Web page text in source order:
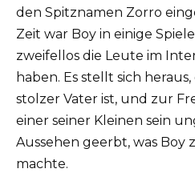
den Spitznamen Zorro
Zeit war Boy in einige
zweifellos die Leute im
haben. Es stellt sich
stolzer Vater ist, und zur
einer seiner Kleinen sein
Aussehen geerbt, was Boy
machte.